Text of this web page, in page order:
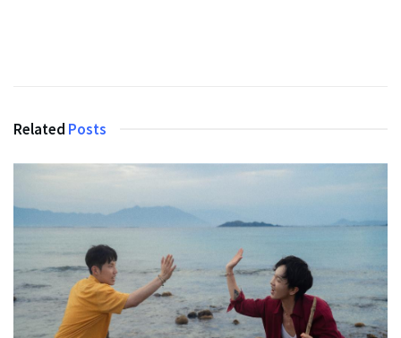
Related Posts